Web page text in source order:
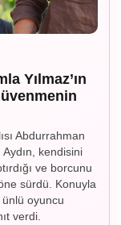
Yılmaz’ın
Abdurrahman
Aydın, kendisini
ve borcunu
sürdü. Konuyla
ünlü oyuncu
verdi.